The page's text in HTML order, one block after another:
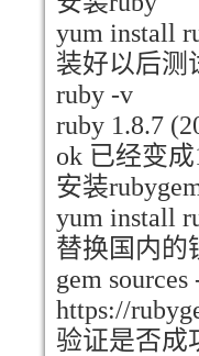
yum install
装好以后测
ruby -v
ruby 1.8.7
ok 已经变成
安装
yum install
替换国内的
gem
https://
验证是否成